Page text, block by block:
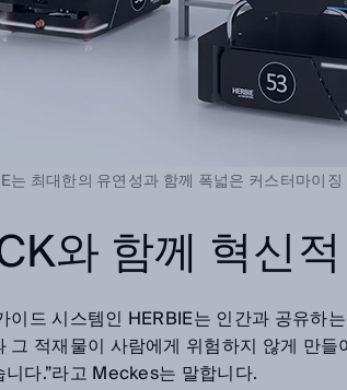
는 최대한의 유연성과 함께 폭넓은 커스터마이
와 함께 혁신
이드 시스템인 HERBIE는 인간과 공유하
그 적재물이 사람에게 위험하지 않게 만
니다.”라고 Meckes는 말합니다.